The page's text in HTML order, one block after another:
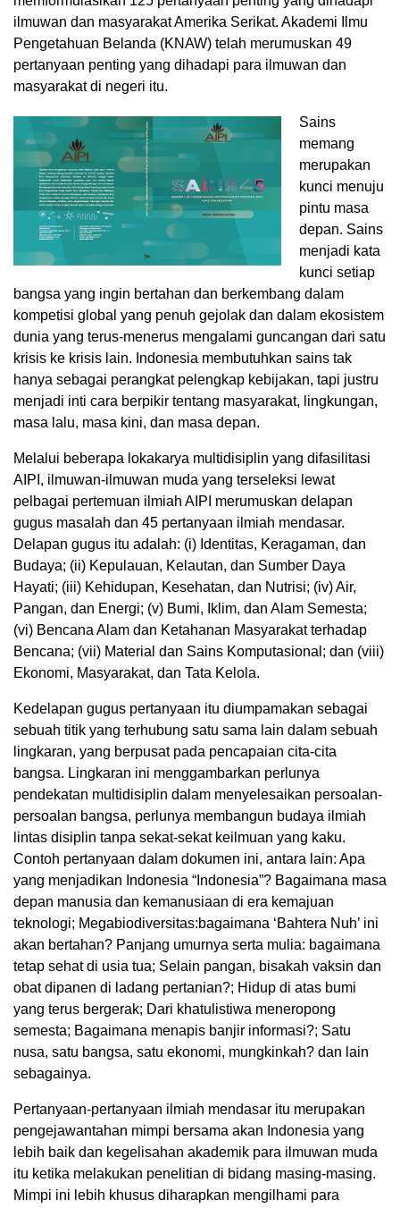
ilmuwan dan masyarakat Amerika Serikat. Akademi Ilmu
Pengetahuan Belanda (KNAW) telah merumuskan 49
pertanyaan penting yang dihadapi para ilmuwan dan
masyarakat di negeri itu.
Sains
memang
merupakan
kunci menuju
pintu masa
depan. Sains
menjadi kata
kunci setiap
bangsa yang ingin bertahan dan berkembang dalam
kompetisi global yang penuh gejolak dan dalam ekosistem
dunia yang terus-menerus mengalami guncangan dari satu
krisis ke krisis lain. Indonesia membutuhkan sains tak
hanya sebagai perangkat pelengkap kebijakan, tapi justru
menjadi inti cara berpikir tentang masyarakat, lingkungan,
masa lalu, masa kini, dan masa depan.
Melalui beberapa lokakarya multidisiplin yang difasilitasi
AIPI, ilmuwan-ilmuwan muda yang terseleksi lewat
pelbagai pertemuan ilmiah AIPI merumuskan delapan
gugus masalah dan 45 pertanyaan ilmiah mendasar.
Delapan gugus itu adalah: (i) Identitas, Keragaman, dan
Budaya; (ii) Kepulauan, Kelautan, dan Sumber Daya
Hayati; (iii) Kehidupan, Kesehatan, dan Nutrisi; (iv) Air,
Pangan, dan Energi; (v) Bumi, Iklim, dan Alam Semesta;
(vi) Bencana Alam dan Ketahanan Masyarakat terhadap
Bencana; (vii) Material dan Sains Komputasional; dan (viii)
Ekonomi, Masyarakat, dan Tata Kelola.
Kedelapan gugus pertanyaan itu diumpamakan sebagai
sebuah titik yang terhubung satu sama lain dalam sebuah
lingkaran, yang berpusat pada pencapaian cita-cita
bangsa. Lingkaran ini menggambarkan perlunya
pendekatan multidisiplin dalam menyelesaikan persoalan-
persoalan bangsa, perlunya membangun budaya ilmiah
lintas disiplin tanpa sekat-sekat keilmuan yang kaku.
Contoh pertanyaan dalam dokumen ini, antara lain: Apa
yang menjadikan Indonesia “Indonesia”? Bagaimana masa
depan manusia dan kemanusiaan di era kemajuan
teknologi; Megabiodiversitas:bagaimana ‘Bahtera Nuh’ ini
akan bertahan? Panjang umurnya serta mulia: bagaimana
tetap sehat di usia tua; Selain pangan, bisakah vaksin dan
obat dipanen di ladang pertanian?; Hidup di atas bumi
yang terus bergerak; Dari khatulistiwa meneropong
semesta; Bagaimana menapis banjir informasi?; Satu
nusa, satu bangsa, satu ekonomi, mungkinkah? dan lain
sebagainya.
Pertanyaan-pertanyaan ilmiah mendasar itu merupakan
pengejawantahan mimpi bersama akan Indonesia yang
lebih baik dan kegelisahan akademik para ilmuwan muda
itu ketika melakukan penelitian di bidang masing-masing.
Mimpi ini lebih khusus diharapkan mengilhami para